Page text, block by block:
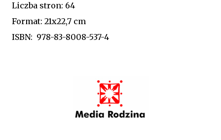
Liczba stron: 64
Format: 21x22,7 cm
ISBN: 978-83-8008-537-4